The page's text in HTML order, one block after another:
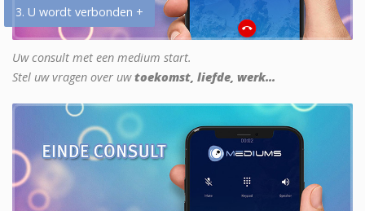
3. U wordt verbonden +
Uw consult met een medium start.
Stel uw vragen over uwtoekomst, liefde, werk...